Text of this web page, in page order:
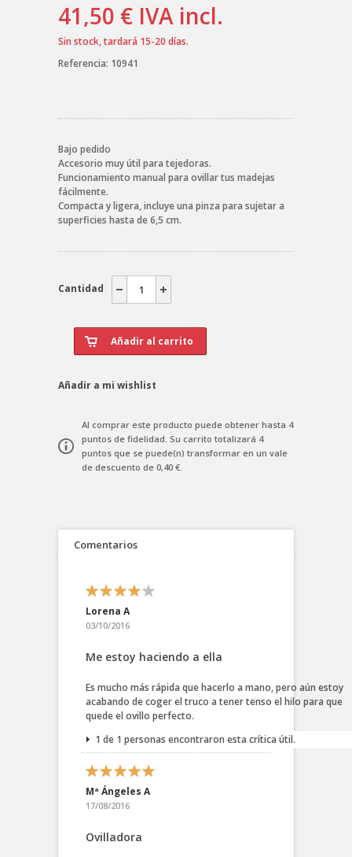
41,50 € IVA incl.
Sin stock, tardará 15-20 días.
Referencia: 10941
Bajo pedido
Accesorio muy útil para tejedoras.
Funcionamiento manual para ovillar tus madejas
fácilmente.
Compacta y ligera, incluye una pinza para sujetar a
superficies hasta de 6,5 cm.
Cantidad
Añadir a mi wishlist
Al comprar este producto puede obtener hasta 4
puntos de fidelidad. Su carrito totalizará 4
puntos que se puede(n) transformar en un vale
de descuento de 0,40 €.
Comentarios
Lorena A
03/10/2016
Me estoy haciendo a ella
Es mucho más rápida que hacerlo a mano, pero aún estoy
acabando de coger el truco a tener tenso el hilo para que
quede el ovillo perfecto.
1 de 1 personas encontraron esta crítica útil.
Mª Ángeles A
17/08/2016
Ovilladora